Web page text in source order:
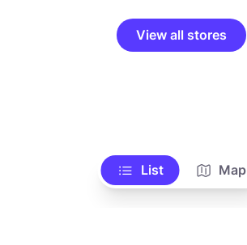
View all stores
List Map